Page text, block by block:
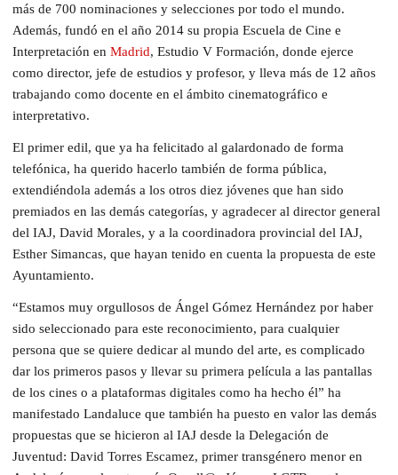
más de 700 nominaciones y selecciones por todo el mundo.
Además, fundó en el año 2014 su propia Escuela de Cine e
Interpretación en Madrid, Estudio V Formación, donde ejerce
como director, jefe de estudios y profesor, y lleva más de 12 años
trabajando como docente en el ámbito cinematográfico e
interpretativo.
El primer edil, que ya ha felicitado al galardonado de forma
telefónica, ha querido hacerlo también de forma pública,
extendiéndola además a los otros diez jóvenes que han sido
premiados en las demás categorías, y agradecer al director general
del IAJ, David Morales, y a la coordinadora provincial del IAJ,
Esther Simancas, que hayan tenido en cuenta la propuesta de este
Ayuntamiento.
“Estamos muy orgullosos de Ángel Gómez Hernández por haber
sido seleccionado para este reconocimiento, para cualquier
persona que se quiere dedicar al mundo del arte, es complicado
dar los primeros pasos y llevar su primera película a las pantallas
de los cines o a plataformas digitales como ha hecho él” ha
manifestado Landaluce que también ha puesto en valor las demás
propuestas que se hicieron al IAJ desde la Delegación de
Juventud: David Torres Escamez, primer transgénero menor en